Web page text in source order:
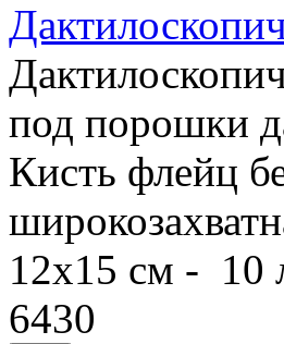
под порошки
Кисть флейц
12х15 см - 10
6430